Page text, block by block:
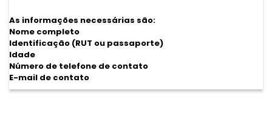
As informações necessárias são:
Nome completo
Identificação (RUT ou passaporte)
Idade
Número de telefone de contato
E-mail de contato